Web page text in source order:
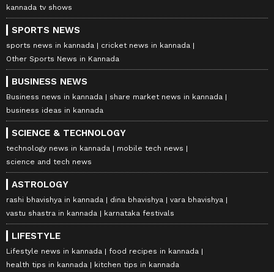
kannada tv shows
SPORTS NEWS
sports news in kannada
cricket news in kannada
Other Sports News in Kannada
BUSINESS NEWS
Business news in kannada
share market news in kannada
business ideas in kannada
SCIENCE & TECHNOLOGY
technology news in kannada
mobile tech news
science and tech news
ASTROLOGY
rashi bhavishya in kannada dina bhavishya
vara bhavishya
vastu shastra in kannada
karnataka festivals
LIFESTYLE
Lifestyle news in kannada
food recipes in kannada
health tips in kannada
kitchen tips in kannada